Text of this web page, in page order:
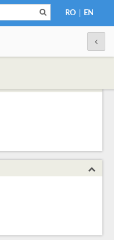
RO | EN